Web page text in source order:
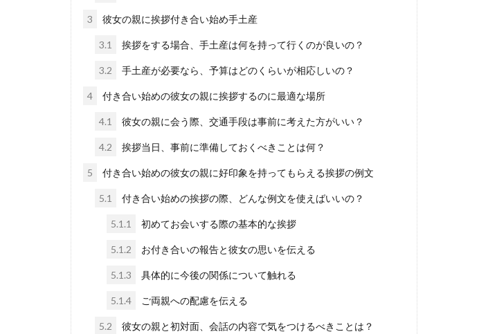
3 彼女の親に挨拶付き合い始め手土産
3.1 挨拶をする場合、手土産は何を持って行くのが良いの？
3.2 手土産が必要なら、予算はどのくらいが相応しいの？
4 付き合い始めの彼女の親に挨拶するのに最適な場所
4.1 彼女の親に会う際、交通手段は事前に考えた方がいい？
4.2 挨拶当日、事前に準備しておくべきことは何？
5 付き合い始めの彼女の親に好印象を持ってもらえる挨拶の例文
5.1 付き合い始めの挨拶の際、どんな例文を使えばいいの？
5.1.1 初めてお会いする際の基本的な挨拶
5.1.2 お付き合いの報告と彼女の思いを伝える
5.1.3 具体的に今後の関係について触れる
5.1.4 ご両親への配慮を伝える
5.2 彼女の親と初対面、会話の内容で気をつけるべきことは？